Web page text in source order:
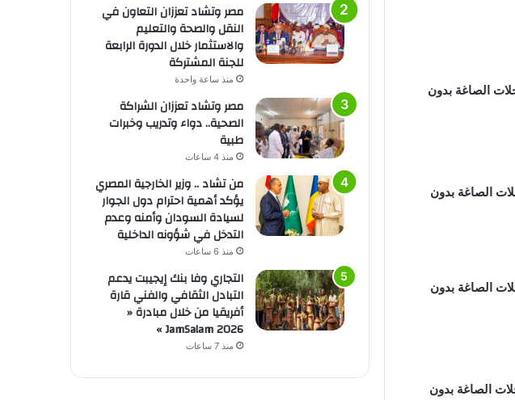
بمحلات الصاغة بدون
بمحلات الصاغة بدون
بمحلات الصاغة بدون
بمحلات الصاغة بدون
مصر وتشاد تعززان التعاون في
النقل والصحة والتعليم
والاستثمار خلال الدورة الرابعة
للجنة المشتركة
منذ ساعة واحدة
مصر وتشاد تعززان الشراكة
الصحية.. دواء وتدريب وخبرات
طبية
منذ 4 ساعات
من تشاد .. وزير الخارجية المصري
يؤكد أهمية احترام دول الجوار
لسيادة السودان وأمنه وعدم
التدخل في شؤونه الداخلية
منذ 6 ساعات
التجاري وفا بنك إيجيبت يدعم
التبادل الثقافي والفني قارة
أفريقيا من خلال مبادرة «
JamSalam 2026 »
منذ 7 ساعات